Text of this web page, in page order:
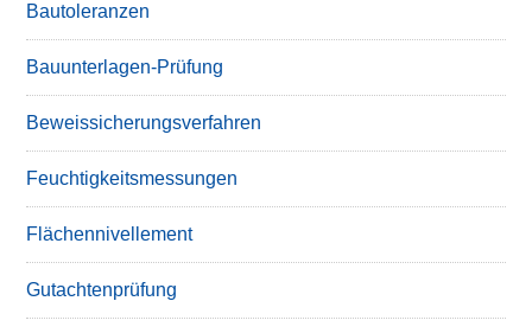
Bautoleranzen
Bauunterlagen-Prüfung
Beweissicherungsverfahren
Feuchtigkeitsmessungen
Flächennivellement
Gutachtenprüfung